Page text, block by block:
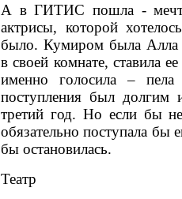
А в ГИТИС пошла -
актрисы, которой
было. Кумиром была Алла
в своей комнате, ставила
именно голосила –
поступления был долгим
третий год. Но если бы
обязательно поступала
бы остановилась.
Театр